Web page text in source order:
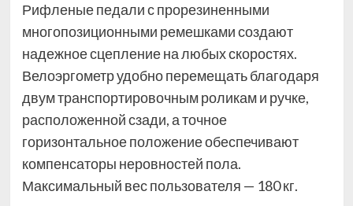
Рифленые педали с прорезиненными
многопозиционными ремешками создают
надежное сцепление на любых скоростях.
Велоэргометр удобно перемещать благодаря
двум транспортировочным роликам и ручке,
расположенной сзади, а точное
горизонтальное положение обеспечивают
компенсаторы неровностей пола.
Максимальный вес пользователя — 180 кг.